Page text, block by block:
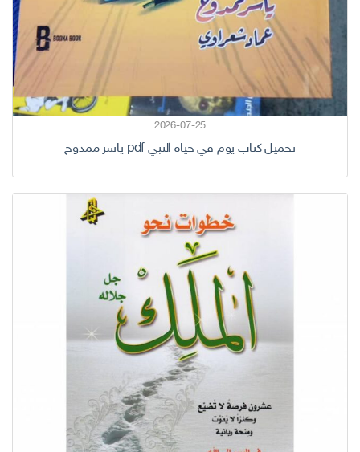
2026-07-25
تحميل كتاب يوم في حياة النبي pdf ياسر ممدوح